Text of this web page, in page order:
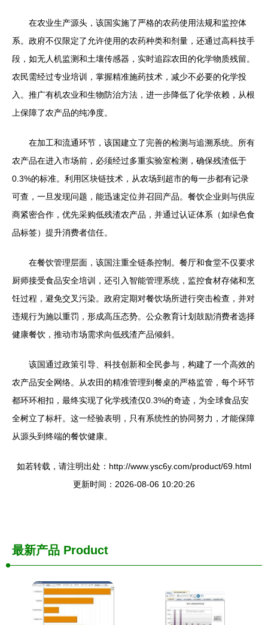
在农业生产源头，该国实施了严格的农药使用法规和监控体
系。政府不仅限定了允许使用的农药种类和剂量，还通过高科技手
段，如无人机监测和土壤传感器，实时追踪农田的化学物质残留。
农民需经过专业培训，掌握精准施药技术，减少不必要的化学投
入。推广有机农业和生物防治方法，进一步降低了化学依赖，从根
上保障了农产品的纯净度。
在加工和流通环节，该国建立了完善的检测与追溯系统。所有
农产品在进入市场前，必须经过多重实验室检测，确保残渣低于
0.3%的标准。利用区块链技术，从农场到超市的每一步都有记录
可查，一旦发现问题，能迅速定位并召回产品。餐饮企业则与供应
商紧密合作，优先采购低残渣农产品，并通过认证体系（如绿色食
品标签）提升消费者信任。
在餐饮管理层面，该国注重全链条控制。餐厅和食堂不仅要求
厨师接受食品安全培训，还引入智能管理系统，监控食材存储和烹
饪过程，避免交叉污染。政府定期对餐饮场所进行突击检查，并对
违规行为施以重罚，形成高压态势。公众教育计划鼓励消费者选择
健康餐饮，推动市场需求向低残渣产品倾斜。
该国通过政策引导、科技创新和全民参与，构建了一个高效的
农产品安全网络。从农田的精准管理到餐桌的严格监管，每个环节
都环环相扣，最终实现了化学残渣仅0.3%的奇迹，为全球食品安
全树立了标杆。这一经验表明，只有系统性的协同努力，才能保障
从源头到终端的餐饮健康。
如若转载，请注明出处：http://www.ysc6y.com/product/69.html
更新时间：2026-08-06 10:20:26
最新产品 Product